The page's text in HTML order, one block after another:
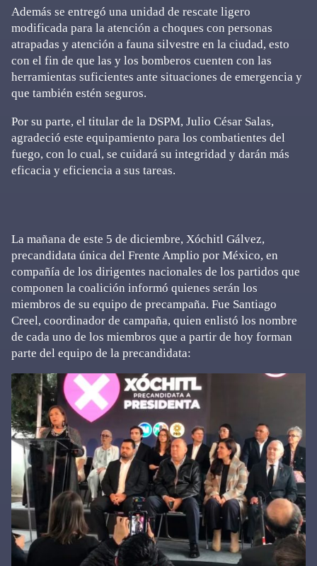
Además se entregó una unidad de rescate ligero
modificada para la atención a choques con personas
atrapadas y atención a fauna silvestre en la ciudad, esto
con el fin de que las y los bomberos cuenten con las
herramientas suficientes ante situaciones de emergencia y
que también estén seguros.
Por su parte, el titular de la DSPM, Julio César Salas,
agradeció este equipamiento para los combatientes del
fuego, con lo cual, se cuidará su integridad y darán más
eficacia y eficiencia a sus tareas.
La mañana de este 5 de diciembre, Xóchitl Gálvez,
precandidata única del Frente Amplio por México, en
compañía de los dirigentes nacionales de los partidos que
componen la coalición informó quienes serán los
miembros de su equipo de precampaña. Fue Santiago
Creel, coordinador de campaña, quien enlistó los nombre
de cada uno de los miembros que a partir de hoy forman
parte del equipo de la precandidata: